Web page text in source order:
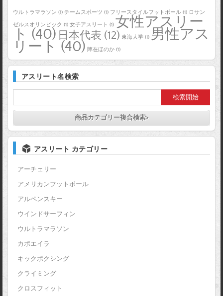
ウルトラマラソン (1) チームスポーツ (1) フリースタイルフットボール (1) ロサン
ゼルスオリンピック (1) 女子アスリート (1) 女性アスリー
ト (40) 日本代表 (12) 東海大学 (1) 男性アス
リート (40) 陣在ほのか (1)
アスリート名検索
商品カテゴリー複合検索>
アスリート カテゴリー
アーチェリー
アメリカンフットボール
アルペンスキー
ウインドサーフィン
ウルトラマラソン
カポエイラ
キックボクシング
クライミング
クロスフィット